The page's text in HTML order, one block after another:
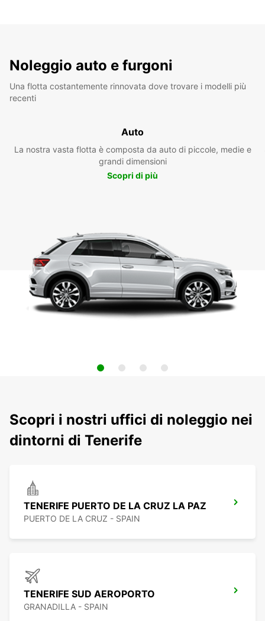
Noleggio auto e furgoni
Una flotta costantemente rinnovata dove trovare i modelli più
recenti
Auto
La nostra vasta flotta è composta da auto di piccole, medie e
grandi dimensioni
Scopri di più
Scopri i nostri uffici di noleggio nei
dintorni di Tenerife
TENERIFE PUERTO DE LA CRUZ LA PAZ
PUERTO DE LA CRUZ - SPAIN
TENERIFE SUD AEROPORTO
GRANADILLA - SPAIN